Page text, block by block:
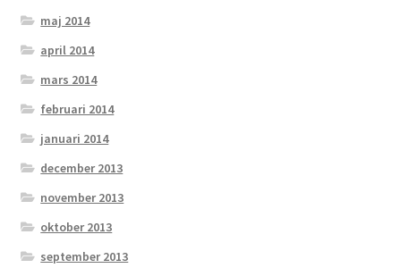
maj 2014
april 2014
mars 2014
februari 2014
januari 2014
december 2013
november 2013
oktober 2013
september 2013